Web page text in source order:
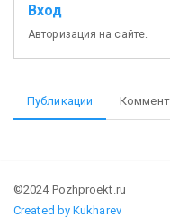
Вход
Авторизация на сайте.
Публикации
©2024 Pozhproekt.ru
Created by Kukharev